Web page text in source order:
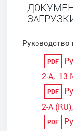
Руководство
PDF
2-A, 13
PDF
2-A
PDF